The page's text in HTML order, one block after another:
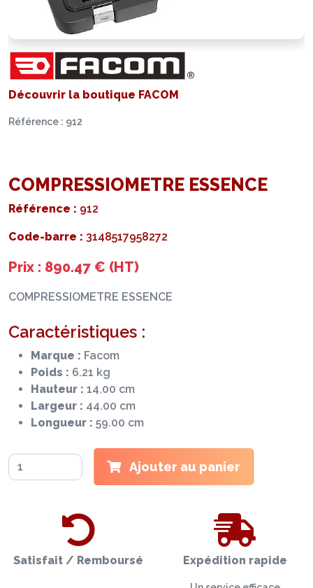
Découvrir la boutique FACOM
Référence : 912
COMPRESSIOMETRE ESSENCE
Référence : 912
Code-barre : 3148517958272
Prix : 890.47 € (HT)
COMPRESSIOMETRE ESSENCE
Caractéristiques :
Marque : Facom
Poids : 6.21 kg
Hauteur : 14.00 cm
Largeur : 44.00 cm
Longueur : 59.00 cm
Ajouter au panier
Satisfait / Remboursé Expédition rapide